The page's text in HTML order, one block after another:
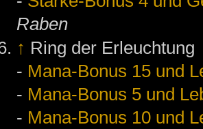
Raben
↑ Ring der Erleuchtung
- Mana-Bonus 15 und
- Mana-Bonus 5 und
- Mana-Bonus 10 und